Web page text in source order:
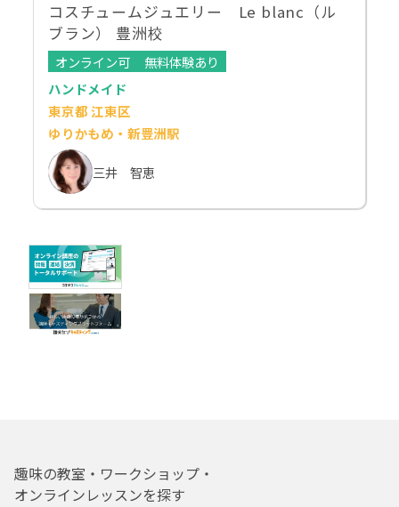
コスチュームジュエリー Le blanc（ル
ブラン） 豊洲校
オンライン可
無料体験あり
ハンドメイド
東京都 江東区
ゆりかもめ・新豊洲駅
三井 智恵
趣味の教室・ワークショップ・
オンラインレッスンを探す